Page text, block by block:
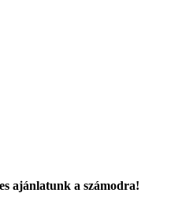
ajánlatunk a számodra!